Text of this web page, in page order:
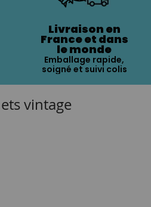
Livraison en
France et dans
le monde
Emballage rapide,
soigné et suivi colis
vintage